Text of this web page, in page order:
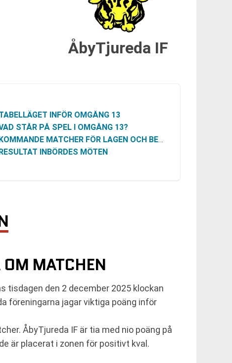
ÅbyTjureda IF
INFÖR OMGÅNG 13
STÅR PÅ SPEL I OMGÅNG 13?
MATCHER FÖR LAGEN OCH BETYDELSEN AV RESULTATET
INBÖRDES MÖTEN
MATCHEN
tisdagen den 2 december 2025 klockan
föreningarna jagar viktiga poäng inför
ÅbyTjureda IF är tia med nio poäng på
är placerat i zonen för positivt kval.